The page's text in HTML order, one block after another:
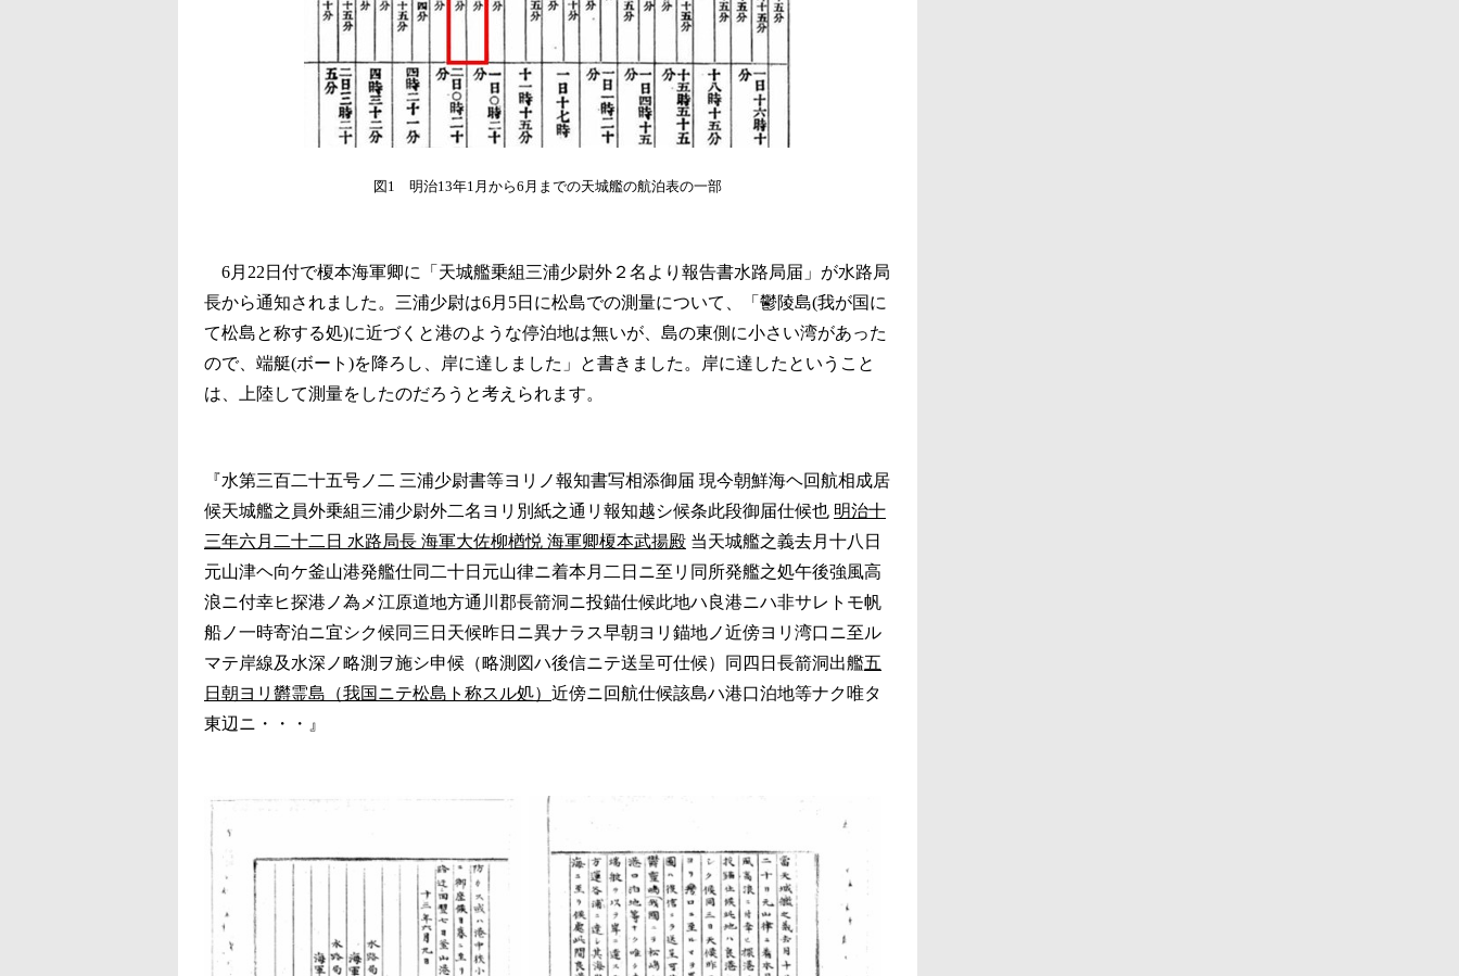
図1 明治13年1月から6月までの天城艦の航泊表の一部
6月22日付で榎本海軍卿に「天城艦乗組三浦少尉外２名より報告書水路局届」が水路局
長から通知されました。三浦少尉は6月5日に松島での測量について、「鬱陵島(我が国に
て松島と称する処)に近づくと港のような停泊地は無いが、島の東側に小さい湾があった
ので、端艇(ボート)を降ろし、岸に達しました」と書きました。岸に達したということ
は、上陸して測量をしたのだろうと考えられます。
『水第三百二十五号ノ二 三浦少尉書等ヨリノ報知書写相添御届 現今朝鮮海ヘ回航相成居
候天城艦之員外乗組三浦少尉外二名ヨリ別紙之通リ報知越シ候条此段御届仕候也 明治十
三年六月二十二日 水路局長 海軍大佐柳楢悦 海軍卿榎本武揚殿当天城艦之義去月十八日
元山津ヘ向ケ釜山港発艦仕同二十日元山律ニ着本月二日ニ至リ同所発艦之処午後強風高
浪ニ付幸ヒ探港ノ為メ江原道地方通川郡長箭洞ニ投錨仕候此地ハ良港ニハ非サレトモ帆
船ノ一時寄泊ニ宜シク候同三日天候昨日ニ異ナラス早朝ヨリ錨地ノ近傍ヨリ湾口ニ至ル
マテ岸線及水深ノ略測ヲ施シ申候（略測図ハ後信ニテ送呈可仕候）同四日長箭洞出艦五
日朝ヨリ欝霊島（我国ニテ松島ト称スル処） 近傍ニ回航仕候該島ハ港口泊地等ナク唯タ
東辺ニ・・・』